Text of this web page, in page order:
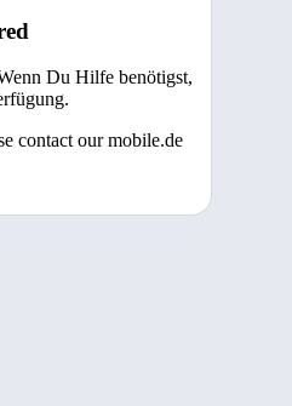
Du Hilfe benötigst,
contact our mobile.de